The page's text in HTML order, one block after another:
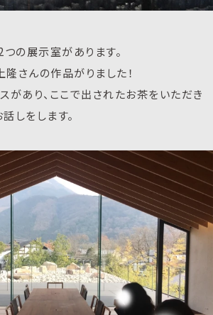
の展示室があります。
さんの作品がりました！
があり、ここで出されたお茶をいただき
しをします。